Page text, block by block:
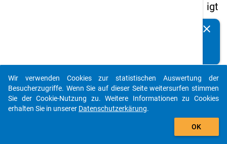
igt
en
s
20
08
clear
auto_stories
add_shopping_cart
Wir verwenden Cookies zur statistischen Auswertung der
Besucherzugriffe. Wenn Sie auf dieser Seite weitersurfen stimmen
Sie der Cookie-Nutzung zu. Weitere Informationen zu Cookies
erhalten Sie in unserer Datenschutzerkärung.
OK